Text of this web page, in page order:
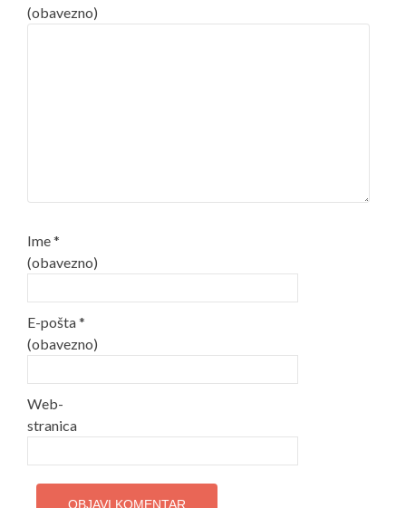
(obavezno)
Ime*
(obavezno)
E-pošta*
(obavezno)
Web-
stranica